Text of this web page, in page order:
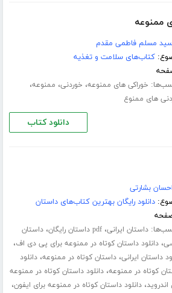
ممنوعه
مسلم فاطمی مقدم
کتاب‌های سلامت و تغذیه
خوراکی های ممنوعه، خوردنی، ممنوعه،
های ممنوع
دانلود کتاب
احسان بشارتی
دانلود رایگان بهترین کتاب‌های داستان
داستان ایرانی،pdf داستان رایگان ،داستان
،دانلود داستان کوتاه در ممنوعه برای پی دی اف،
داستان ایرانی،داستان کوتاه در ممنوعه،دانلود
کوتاه در ممنوعه،دانلود داستان کوتاه در ممنوعه
اندروید،دانلود داستان کوتاه در ممنوعه برای ایفون،